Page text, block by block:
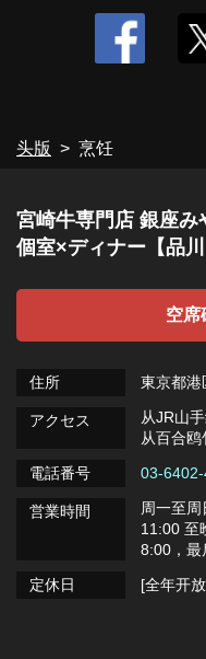
头版 烹饪
宮崎牛専門店 銀座
個室×ディナー【品川
空席
住所 東京都港
アクセス
从JR山
从百合
電話番号
03-
営業時間
周一至
11:00 至
8:00，最
定休日
[全年开